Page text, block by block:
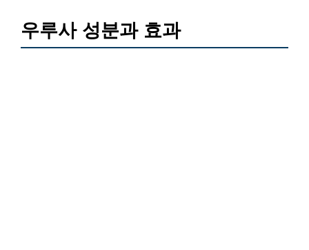
우루사 성분과 효과